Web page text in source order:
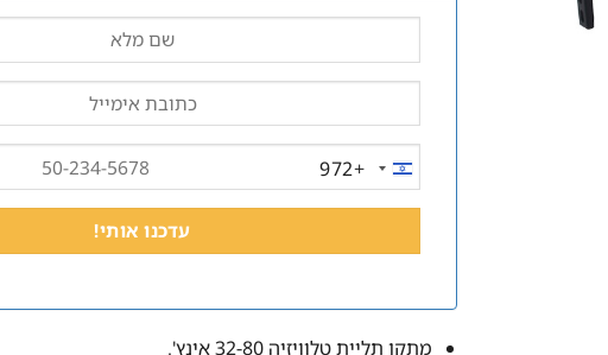
ISRAEL
+972
+972
מתקן תליית טלוויזיה 32-80 אינץ'.